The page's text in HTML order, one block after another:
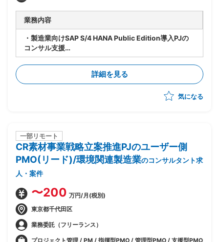
業務内容
・製造業向けSAP S/4 HANA Public Edition導入PJの
コンサル支援
・SD1名、MM1名、PP1名、FI1名
・SAP Public Cloudを採用したERP導入を推進
・先方内のPJ推進方法の理解を前提とした支援を想定
詳細を見る
気になる
一部リモート
CR素材事業戦略立案推進PJのユーザー側
PMO(リード)/環境関連製造業のコンサルタント求
人・案件
〜200 万円/月(税別)
東京都千代田区
業務委託（フリーランス）
プロジェクト管理 / PM / 指揮型PMO / 管理型PMO / 支援型PMO